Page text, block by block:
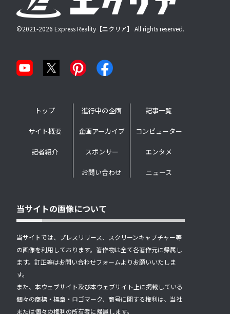
©2021-2026 Express Reality【エクリア】 All rights reserved.
トップ
サイト概要
記者紹介
進行中の企画
企画アーカイブ
スポンサー
お問い合わせ
記事一覧
コンピューター
エンタメ
ニュース
当サイトの画像について
当サイトでは、プレスリリース、スクリーンキャプチャー等
の画像を利用しております。著作物は全て各著作元に帰属し
ます。訂正等はお問い合わせフォームよりお願いいたしま
す。
また、本ウェブサイト及び本ウェブサイト上に掲載している
個々の商標・標章・ロゴマーク、商号に関する権利は、当社
または個々の権利の所有者に帰属します。